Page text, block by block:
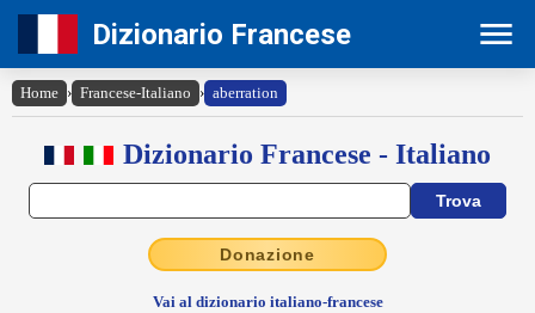
Dizionario Francese
Home › Francese-Italiano › aberration
Dizionario Francese - Italiano
Donazione
Vai al dizionario italiano-francese